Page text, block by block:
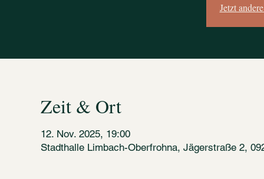
Jetzt
Zeit & Ort
12. Nov. 2025, 19:00
Stadthalle Limbach-Oberfrohna, Jägerstraße 2,